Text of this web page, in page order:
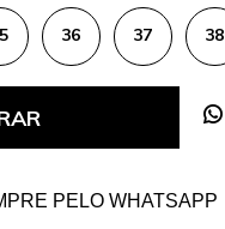
36 37 38
PELO WHATSAPP